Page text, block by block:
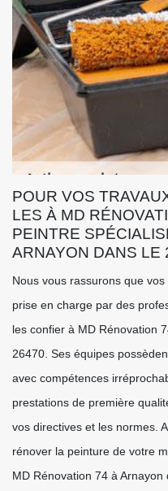
POUR VOS
LES À MD
PEINTRE
ARNAYON DANS LE
Nous vous rassurons que
prise en charge par des
les confier à MD Rénovation
26470. Ses équipes
avec compétences
prestations de première
vos directives et les normes.
rénover la peinture de votre
MD Rénovation 74 à